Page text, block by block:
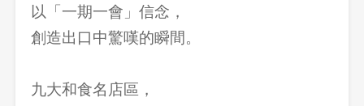
以「一期一會」信念，
創造出口中驚嘆的瞬間。
九大和食名店區，